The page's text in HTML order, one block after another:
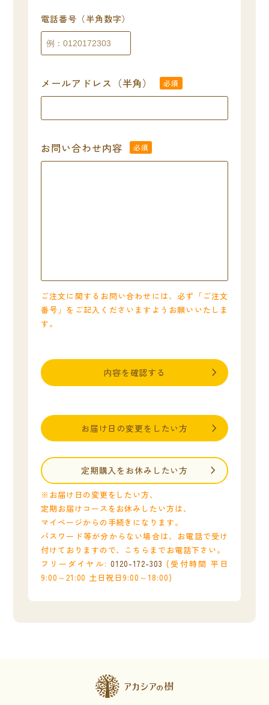
電話番号（半角数字）
メールアドレス（半角） 必須
お問い合わせ内容 必須
ご注文に関するお問い合わせには、必ず「ご注文
番号」をご記入くださいますようお願いいたしま
す。
内容を確認する
お届け日の変更をしたい方
定期購入をお休みしたい方
※お届け日の変更をしたい方、
定期お届けコースをお休みしたい方は、
マイページからの手続きになります。
パスワード等が分からない場合は、お電話で受け
付けておりますので、こちらまでお電話下さい。
フリーダイヤル: 0120-172-303 (受付時間 平日
9:00～21:00 土日祝日9:00～18:00)